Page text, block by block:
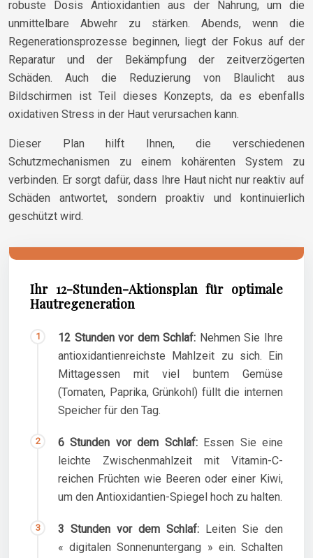
robuste Dosis Antioxidantien aus der Nahrung, um die
unmittelbare Abwehr zu stärken. Abends, wenn die
Regenerationsprozesse beginnen, liegt der Fokus auf der
Reparatur und der Bekämpfung der zeitverzögerten
Schäden. Auch die Reduzierung von Blaulicht aus
Bildschirmen ist Teil dieses Konzepts, da es ebenfalls
oxidativen Stress in der Haut verursachen kann.
Dieser Plan hilft Ihnen, die verschiedenen
Schutzmechanismen zu einem kohärenten System zu
verbinden. Er sorgt dafür, dass Ihre Haut nicht nur reaktiv auf
Schäden antwortet, sondern proaktiv und kontinuierlich
geschützt wird.
Ihr 12-Stunden-Aktionsplan für optimale
Hautregeneration
12 Stunden vor dem Schlaf: Nehmen Sie Ihre
antioxidantienreichste Mahlzeit zu sich. Ein
Mittagessen mit viel buntem Gemüse
(Tomaten, Paprika, Grünkohl) füllt die internen
Speicher für den Tag.
6 Stunden vor dem Schlaf:Essen Sie eine
leichte Zwischenmahlzeit mit Vitamin-C-
reichen Früchten wie Beeren oder einer Kiwi,
um den Antioxidantien-Spiegel hoch zu halten.
3 Stunden vor dem Schlaf: Leiten Sie den
« digitalen Sonnenuntergang » ein. Schalten